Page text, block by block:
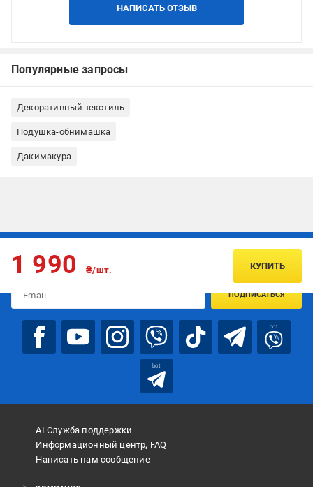
НАПИСАТЬ ОТЗЫВ
Популярные запросы
Декоративный текстиль
Подушка-обнимашка
Дакимакура
1 990 ₴/шт. КУПИТЬ
Подписывайтесь, чтобы узнавать первым об акцияx и
ПОДПИСАТЬСЯ
bot
bot
AI Служба поддержки
Информационный центр, FAQ
Написать нам сообщение